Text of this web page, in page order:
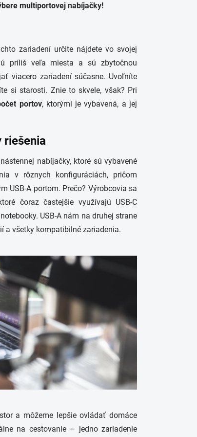
multiportovej nabíjačky!
zariadení určite nájdete vo svojej
príliš veľa miesta a sú zbytočnou
viacero zariadení súčasne. Uvoľníte
si starosti. Znie to skvele, však? Pri
portov, ktorými je vybavená, a jej
riešenia
nabíjačky, ktoré sú vybavené
v rôznych konfiguráciách, pričom
USB-A portom. Prečo? Výrobcovia sa
čoraz častejšie využívajú USB-C
USB-A nám na druhej strane
a všetky kompatibilné zariadenia.
a môžeme lepšie ovládať domáce
na cestovanie – jedno zariadenie